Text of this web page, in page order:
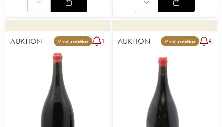
AUKTION Mwst. erstattbar 1 AUKTION Mwst. erstattbar 6